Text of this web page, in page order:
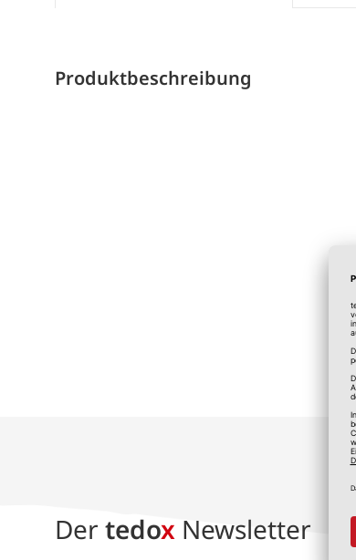
Produktbeschreibung
Der tedox Newsletter